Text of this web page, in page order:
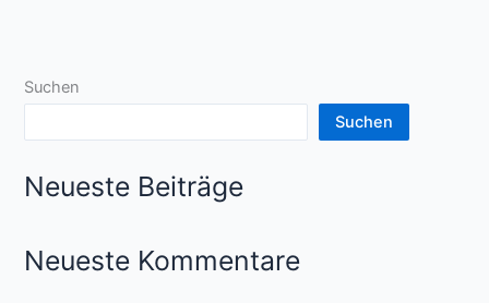
Suchen
Suchen
Neueste Beiträge
Neueste Kommentare